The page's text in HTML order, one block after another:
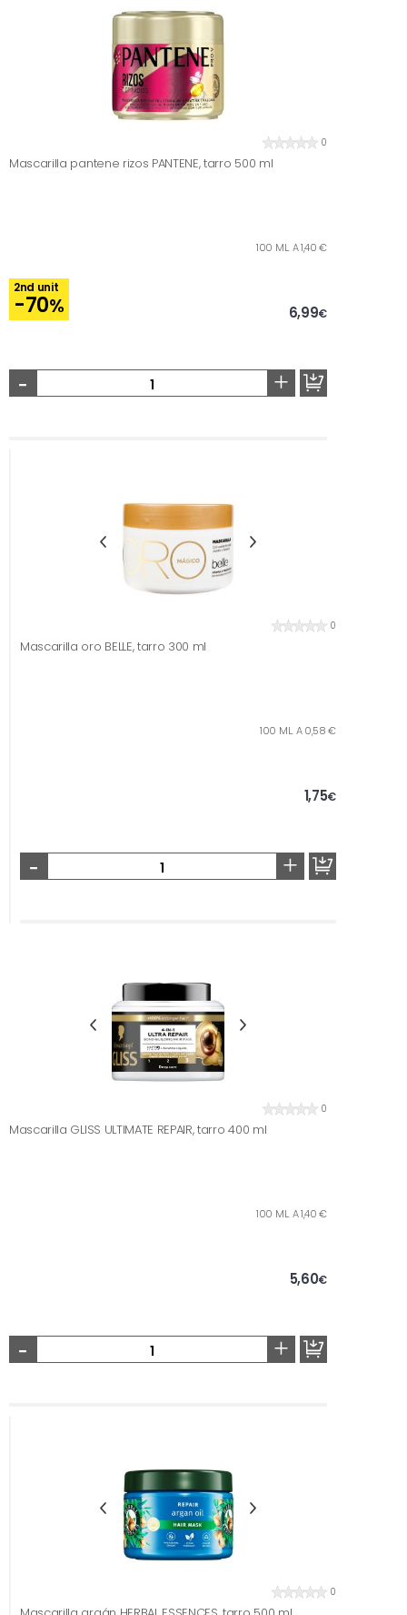
0
Mascarilla pantene rizos PANTENE, tarro 500 ml
100 ML. A 1,40 €
2nd unit
-70% 6,99€
- +
0
Mascarilla oro BELLE, tarro 300 ml
100 ML. A 0,58 €
1,75€
- +
0
Mascarilla GLISS ULTIMATE REPAIR, tarro 400 ml
100 ML. A 1,40 €
5,60€
- +
0